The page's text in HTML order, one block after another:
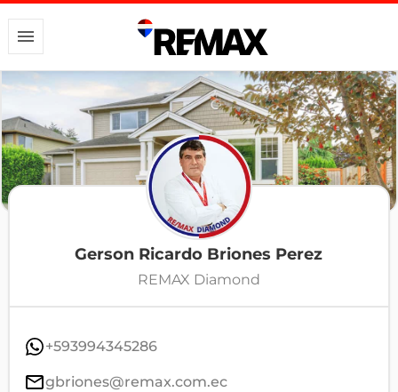
Gerson Ricardo Briones Perez
REMAX Diamond
+593994345286
gbriones@remax.com.ec